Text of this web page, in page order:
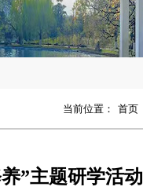
当前位置： 首页
”主题研学活动